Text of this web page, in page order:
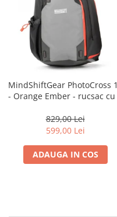
MindShiftGear PhotoCross
- Orange Ember - rucsac cu
829,00 Lei
599,00 Lei
ADAUGA IN COS